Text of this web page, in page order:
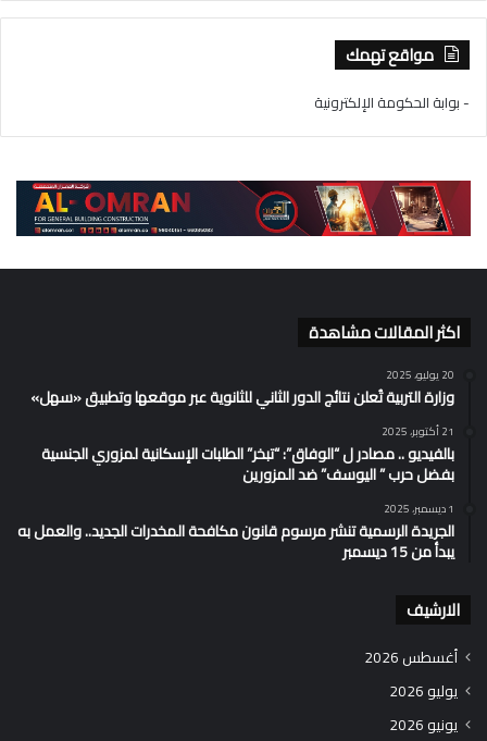
مواقع تهمك
- بوابة الحكومة الإلكترونية
اكثر المقالات مشاهدة
20 يوليو، 2025
وزارة التربية تُعلن نتائج الدور الثاني للثانوية عبر موقعها وتطبيق «سهل»
21 أكتوبر، 2025
بالفيديو .. مصادر ل “الوفاق”: “تبخر” الطلبات الإسكانية لمزوري الجنسية
بفضل حرب ” اليوسف” ضد المزورين
1 ديسمبر، 2025
الجريدة الرسمية تنشر مرسوم قانون مكافحة المخدرات الجديد.. والعمل به
يبدأ من 15 ديسمبر
الارشيف
أغسطس 2026
يوليو 2026
يونيو 2026